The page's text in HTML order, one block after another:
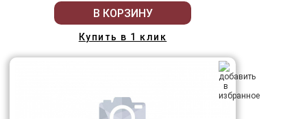
В КОРЗИНУ
Купить в 1 клик